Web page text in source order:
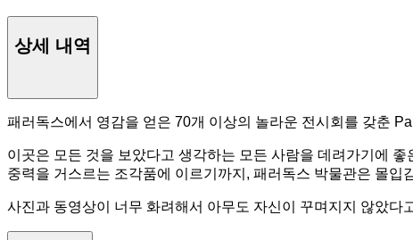
상세 내역
패러독스에서 영감을 얻은 70개 이상의 놀라운 전시회를 갖춘
이곳은 모든 것을 보았다고 생각하는 모든 사람을 데려가기에
중력을 거스르는 조각품에 이르기까지, 패러독스 박물관은 몰입
사진과 동영상이 너무 화려해서 아무도 자신이 꾸며지지 않았다